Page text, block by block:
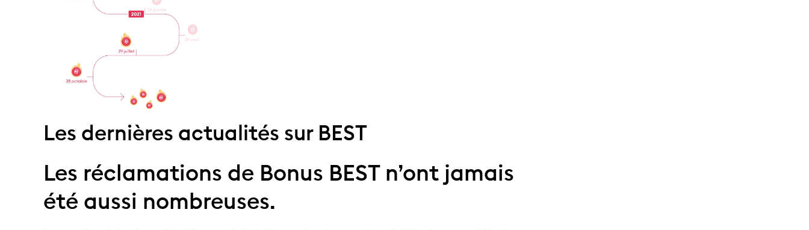
Les dernières actualités sur BEST
Les réclamations de Bonus BEST n’ont jamais
été aussi nombreuses.